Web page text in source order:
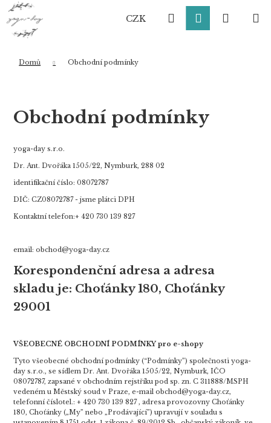
Přejít
obsah
CZK HledatPřihlášení
Domů Obchodní podmínky
Obchodní podmínky
yoga-day s.r.o.
Dr. Ant. Dvořáka 1505/22, Nymburk, 288 02
identifikační číslo: 08072787
DIČ: CZ08072787 - jsme plátci DPH
Kontaktní telefon:+ 420 730 139 827
email: obchod@yoga-day.cz
Korespondenční adresa a adresa
skladu je: Choťánky 180, Choťánky
29001
VŠEOBECNÉ OBCHODNÍ PODMÍNKY pro e-shopy
Tyto všeobecné obchodní podmínky (“Podmínky”) společnosti yoga-
day s.r.o., se sídlem Dr. Ant. Dvořáka 1505/22, Nymburk, IČO
08072787, zapsané v obchodním rejstříku pod sp. zn. C 311888/MSPH
vedeném u Městský soud v Praze, e-mail obchod@yoga-day.cz,
telefonní číslotel.: + 420 730 139 827 , adresa provozovny Choťánky
180, Choťánky („My” nebo „Prodávající”) upravují v souladu s
K
o
Zpět
Zpět
HLEDAT
Doporučujeme